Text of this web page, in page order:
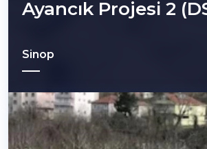
Ayancık Projesi 2
Sinop